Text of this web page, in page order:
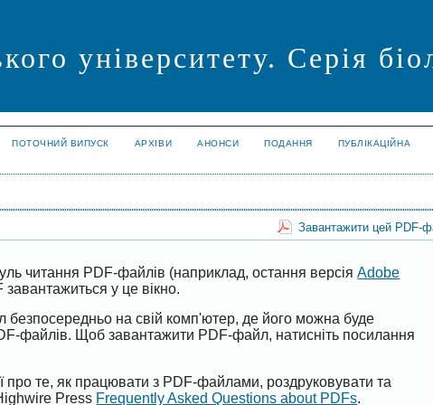
університету. Серія
ПОТОЧНИЙ ВИПУСК АРХІВИ АНОНСИ ПОДАННЯ
ПУБЛІКАЦІЙНА
Завантажити цей PDF-
читання PDF-файлів (наприклад, остання версіяAdobe
у це вікно.
на свій комп'ютер, де його можна буде
файлів. Щоб завантажити PDF-файл, натисніть посилання
те, як працювати з PDF-файлами, роздруковувати та
Press Frequently Asked Questions about PDFs.